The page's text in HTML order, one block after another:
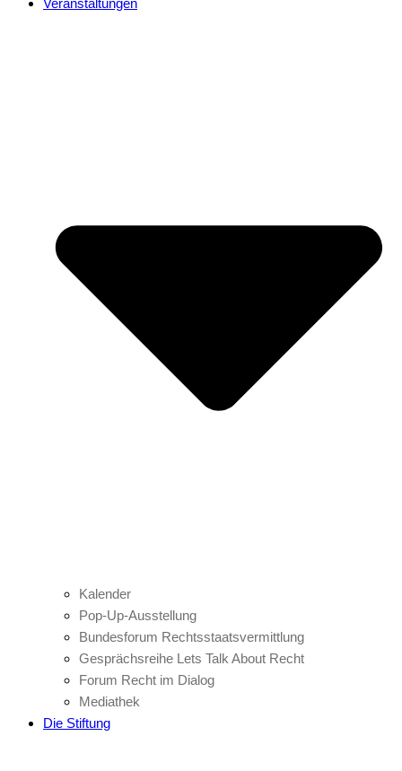
Veranstaltungen
Kalender
Pop-Up-Ausstellung
Bundesforum Rechtsstaatsvermittlung
Gesprächsreihe Lets Talk About Recht
Forum Recht im Dialog
Mediathek
Die Stiftung